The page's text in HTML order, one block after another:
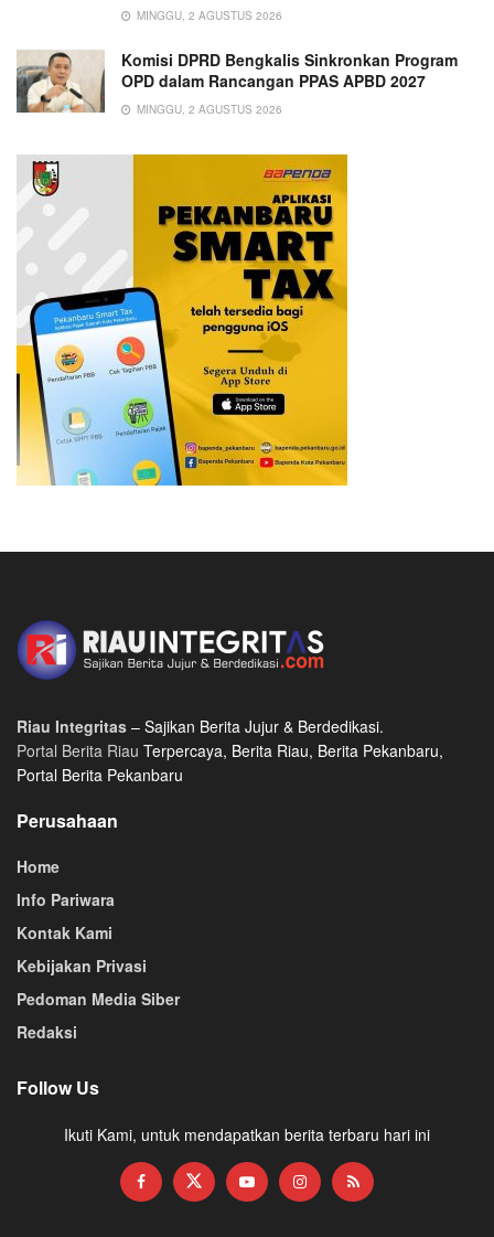
MINGGU, 2 AGUSTUS 2026
Komisi DPRD Bengkalis Sinkronkan Program
OPD dalam Rancangan PPAS APBD 2027
MINGGU, 2 AGUSTUS 2026
Riau Integritas – Sajikan Berita Jujur & Berdedikasi.
Portal Berita Riau Terpercaya, Berita Riau, Berita Pekanbaru,
Portal Berita Pekanbaru
Perusahaan
Home
Info Pariwara
Kontak Kami
Kebijakan Privasi
Pedoman Media Siber
Redaksi
Follow Us
Ikuti Kami, untuk mendapatkan berita terbaru hari ini